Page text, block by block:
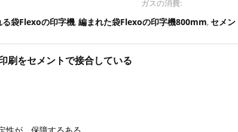
ガスの消費:
袋Flexoの印字機, 編まれた袋Flexoの印字機800mm, セメン
刷をセメントで接合している